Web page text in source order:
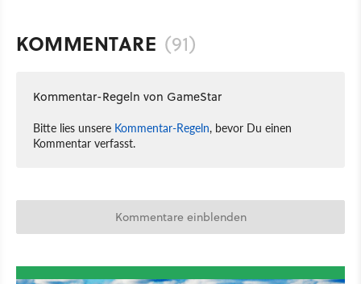
KOMMENTARE (91)
Kommentar-Regeln von GameStar
Bitte lies unsere Kommentar-Regeln, bevor Du einen
Kommentar verfasst.
Kommentare einblenden